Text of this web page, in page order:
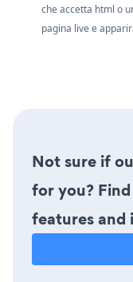
che accetta html o
pagina live e
Not sure if
for you?
features and